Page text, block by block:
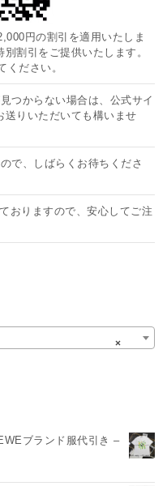
円の割引を適用いたしま
割引をご提供いたします。
ださい。
つからない場合は、公式サイ
送りいただいても構いませ
で、しばらくお待ちくださ
おりますので、安心してご注
×
ブランド服代引き –